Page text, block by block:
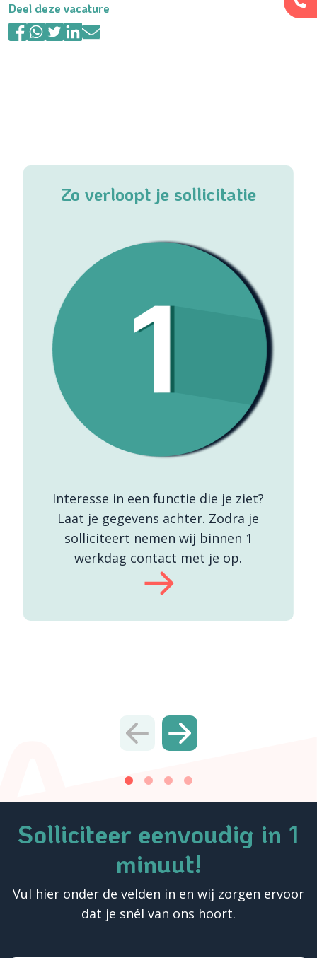
Deel deze vacature
Zo verloopt je sollicitatie
Interesse in een functie die je ziet?
Laat je gegevens achter. Zodra je
solliciteert nemen wij binnen 1
werkdag contact met je op.
Solliciteer eenvoudig in 1
minuut!
Vul hier onder de velden in en wij zorgen ervoor
dat je snél van ons hoort.